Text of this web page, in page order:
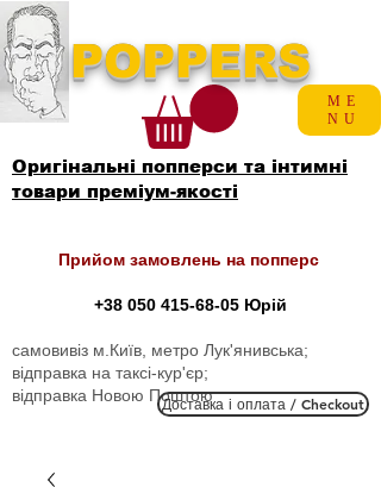
POPPERS
Оригінальні попперси та інтимні
товари преміум-якості
Прийом замовлень на попперс
+38 050 415-68-05 Юрій
самовивіз м.Київ, метро Лук'янивська;
відправка на таксі-кур'єр;
відправка Новою ПоштоюДоставка і оплата / Checkout
ME
NU